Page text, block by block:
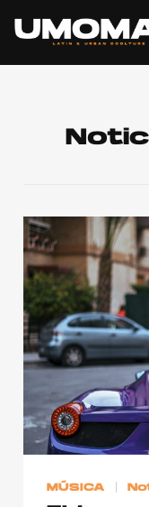
MÚSICA